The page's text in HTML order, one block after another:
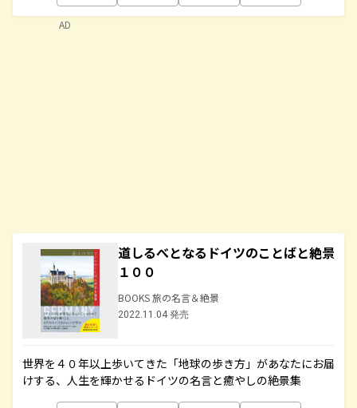
道しるべとなるドイツのことばと絶景
１００
BOOKS 旅の名言＆絶景
2022.11.04 発売
世界を４０年以上歩いてきた「地球の歩き方」があなたにお届
けする、人生を輝かせるドイツの名言と癒やしの絶景集
AD